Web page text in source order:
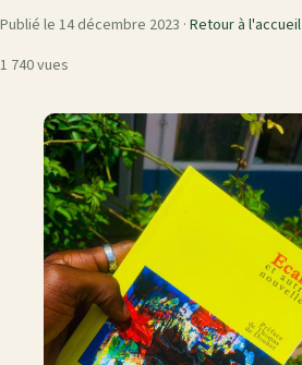
Publié le 14 décembre 2023 · Retour à l'accueil
1 740 vues